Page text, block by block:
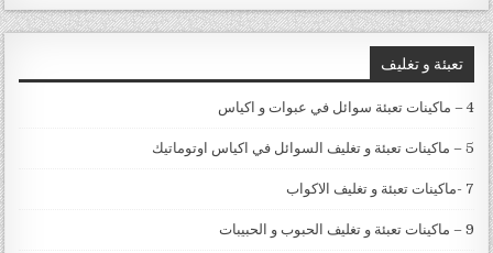
تعبئة و تغليف
4 – ماكينات تعبئة سوائل في عبوات و اكياس
5 – ماكينات تعبئة و تغليف السوائل في اكياس اوتوماتيك
7 -ماكينات تعبئة و تغليف الاكواب
9 – ماكينات تعبئة و تغليف الحبوب و الحبيبات